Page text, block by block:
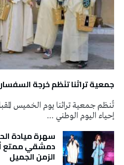
جمعية تراثنا تنَظم خرجة السفساري يوم
إحياء اليوم الوطني …
سهرة ميادة
دمشقي ممتع
الزمن الجميل